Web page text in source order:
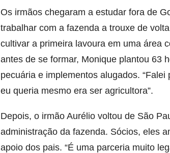
Os irmãos chegaram a estudar fora de
trabalhar com a fazenda a trouxe de
cultivar a primeira lavoura em uma área
antes de se formar, Monique plantou 63
pecuária e implementos alugados.
eu queria mesmo era ser agricultora”.
Depois, o irmão Aurélio voltou de São
administração da fazenda. Sócios, eles
apoio dos pais. “É uma parceria muito